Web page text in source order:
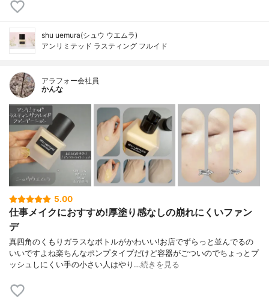
shu uemura(シュウ ウエムラ)
アンリミテッド ラスティング フルイド
アラフォー会社員
かんな
5.00
仕事メイクにおすすめ!厚塗り感なしの崩れにくいファン
デ
真四角のくもりガラスなボトルがかわいい!お店でずらっと並んでるの
いいですよね楽ちんなポンプタイプだけど容器がごついのでちょっとプ
ッシュしにくい手の小さい人はやり…続きを見る